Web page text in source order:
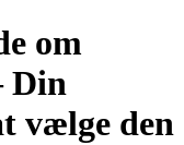
om
Din
vælge den